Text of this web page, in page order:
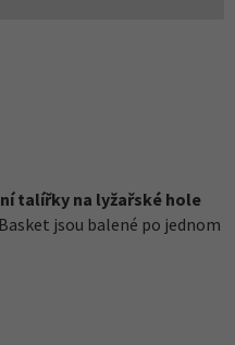
talířky na lyžařské hole
jsou balené po jednom